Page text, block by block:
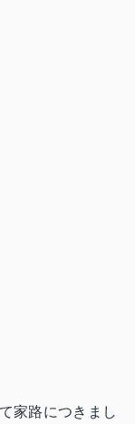
家路につきまし